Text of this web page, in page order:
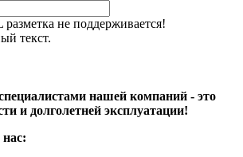
не поддерживается!
текст.
нашей компаний - это
и долголетней эксплуатации!